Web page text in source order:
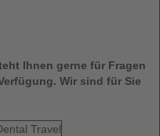
Ihnen gerne für Fragen
Wir sind für Sie